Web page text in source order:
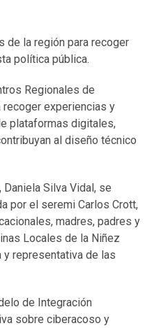
de la región para recoger
política pública.
Regionales de
recoger experiencias y
plataformas digitales,
al diseño técnico
Silva Vidal, se
por el seremi Carlos Crott,
madres, padres y
Locales de la Niñez
y representativa de las
de Integración
sobre ciberacoso y